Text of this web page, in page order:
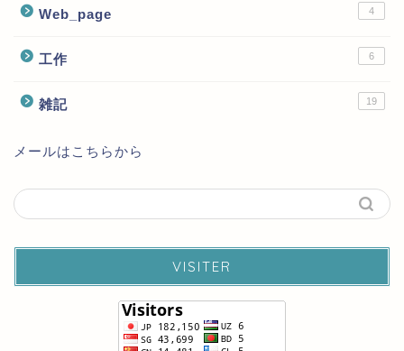
Web_page 4
工作 6
雑記 19
メールはこちらから
VISITER